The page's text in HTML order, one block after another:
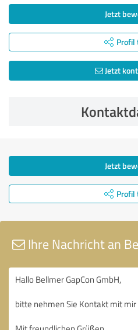
Jetzt
Profil
Jetzt
Jetzt
Profil
Ihre Nachricht an